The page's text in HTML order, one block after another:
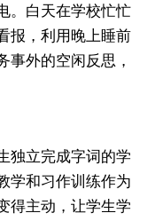
。白天在学校忙忙
报，利用晚上睡前
事外的空闲反思，
独立完成字词的学
学和习作训练作为
得主动，让学生学